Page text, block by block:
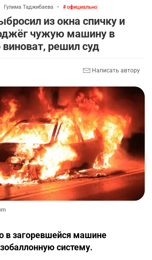
Гулима Таджибаева • официально
из окна спичку и
чужую машину в
решил суд
Написать автору
в загоревшейся машине
систему.